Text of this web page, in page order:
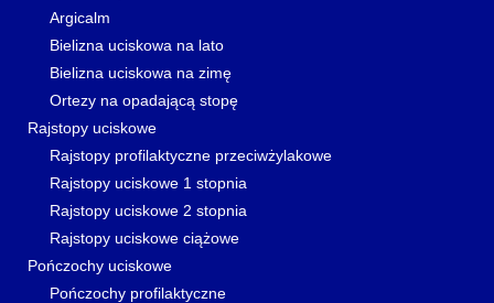
Argicalm
Bielizna uciskowa na lato
Bielizna uciskowa na zimę
Ortezy na opadającą stopę
Rajstopy uciskowe
Rajstopy profilaktyczne przeciwżylakowe
Rajstopy uciskowe 1 stopnia
Rajstopy uciskowe 2 stopnia
Rajstopy uciskowe ciążowe
Pończochy uciskowe
Pończochy profilaktyczne